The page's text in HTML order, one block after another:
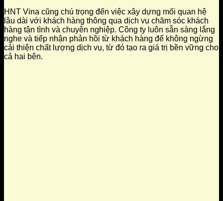
HNT Vina cũng chú trọng đến việc xây dựng mối quan hệ
lâu dài với khách hàng thông qua dịch vụ chăm sóc khách
hàng tận tình và chuyên nghiệp. Công ty luôn sẵn sàng lắng
nghe và tiếp nhận phản hồi từ khách hàng để không ngừng
cải thiện chất lượng dịch vụ, từ đó tạo ra giá trị bền vững cho
cả hai bên.